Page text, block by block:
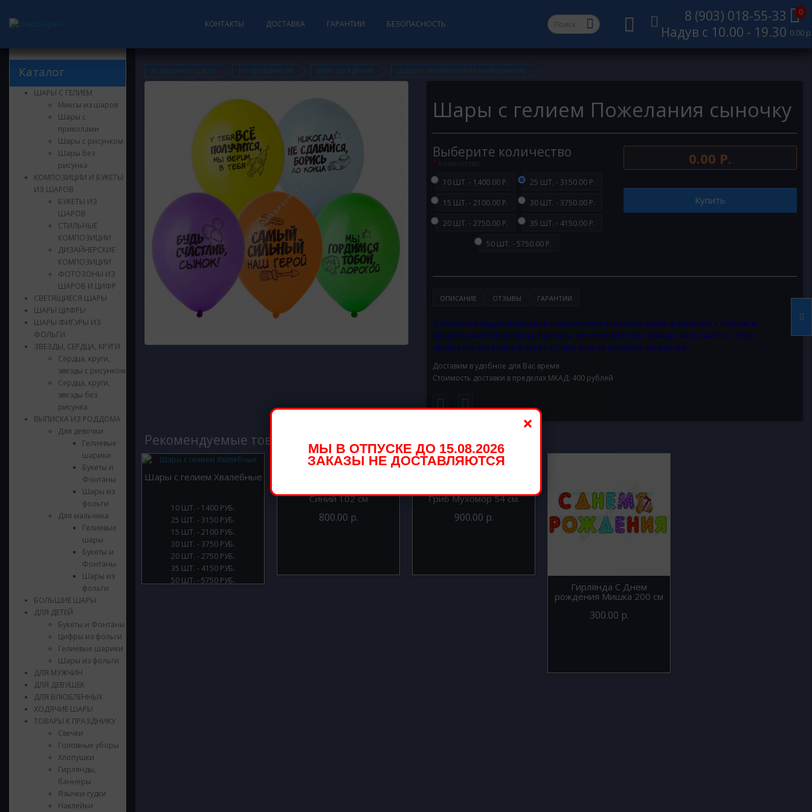
КОНТАКТЫ ДОСТАВКА ГАРАНТИИ БЕЗОПАСНОСТЬ
8 (903) 018-55-33
Надув с 10.00 - 19.30
0
0.00 р.
Каталог
ШАРЫ С ГЕЛИЕМ
Миксы из шаров
Шары с
приколами
Шары с рисунком
Шары без
рисунка
КОМПОЗИЦИИ И БУКЕТЫ
ИЗ ШАРОВ
БУКЕТЫ ИЗ
ШАРОВ
СТИЛЬНЫЕ
КОМПОЗИЦИИ
ДИЗАЙНЕРСКИЕ
КОМПОЗИЦИИ
ФОТОЗОНЫ ИЗ
ШАРОВ И ЦИФР
СВЕТЯЩИЕСЯ ШАРЫ
ШАРЫ ЦИФРЫ
ШАРЫ ФИГУРЫ ИЗ
ФОЛЬГИ
ЗВЕЗДЫ, СЕРДЦА, КРУГИ
Сердца, круги,
звезды с рисунком
Сердца, круги,
звезды без
рисунка
ВЫПИСКА ИЗ РОДДОМА
Для девочки
Гелиевые
шарики
Букеты и
Фонтаны
Шары из
фольги
Для мальчика
Гелиевые
шары
Букеты и
Фонтаны
Шары из
фольги
БОЛЬШИЕ ШАРЫ
ДЛЯ ДЕТЕЙ
Букеты и Фонтаны
Цифры из фольги
Гелиевые шарики
Шары из фольги
ДЛЯ МУЖЧИН
ДЛЯ ДЕВУШЕК
ДЛЯ ВЛЮБЛЕННЫХ
ХОДЯЧИЕ ШАРЫ
ТОВАРЫ К ПРАЗДНИКУ
Свечки
Головные уборы
Хлопушки
Гирлянды,
баннеры
Язычки-гудки
Наклейки
воздушные шары по праздникам день рождения шары с гелием пожелания сыночку
Шары с гелием Пожелания сыночку
Выберите количество
10 ШТ. - 1400.00 Р.
15 ШТ. - 2100.00 Р.
20 ШТ. - 2750.00 Р.
25 ШТ. - 3150.00 Р.
30 ШТ. - 3750.00 Р.
35 ШТ. - 4150.00 Р.
50 ШТ. - 5750.00 Р.
0.00 Р.
Купить
ОПИСАНИЕ ОТЗЫВЫ ГАРАНТИИ
Доставка воздушных шаров осуществляется с надутыми шариками с гелием и
обработкой HiFloat 30 см. Пастель. Доставляются в связках, не в пакетах. Если
требуется доставка в пакетах, при заказе скажите оператору.
Доставим в удобное для Вас время
Стоимость доставки в пределах МКАД: 400 рублей
Рекомендуемые товары
Шары с гелием Хвалебные
10 ШТ. - 1400 РУБ.
15 ШТ. - 2100 РУБ.
20 ШТ. - 2750 РУБ.
25 ШТ. - 3150 РУБ.
30 ШТ. - 3750 РУБ.
35 ШТ. - 4150 РУБ.
50 ШТ. - 5750 РУБ.
Синий 102 см
800.00 р.
Гриб Мухомор 54 см.
900.00 р.
Гирлянда С Днем
рождения Мишка 200 см
300.00 р.
×
МЫ В ОТПУСКЕ ДО 15.08.2026
ЗАКАЗЫ НЕ ДОСТАВЛЯЮТСЯ